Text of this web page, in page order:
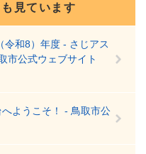
見ています
令和8）年度 - さじアス
市公式ウェブサイト
ようこそ！ - 鳥取市公